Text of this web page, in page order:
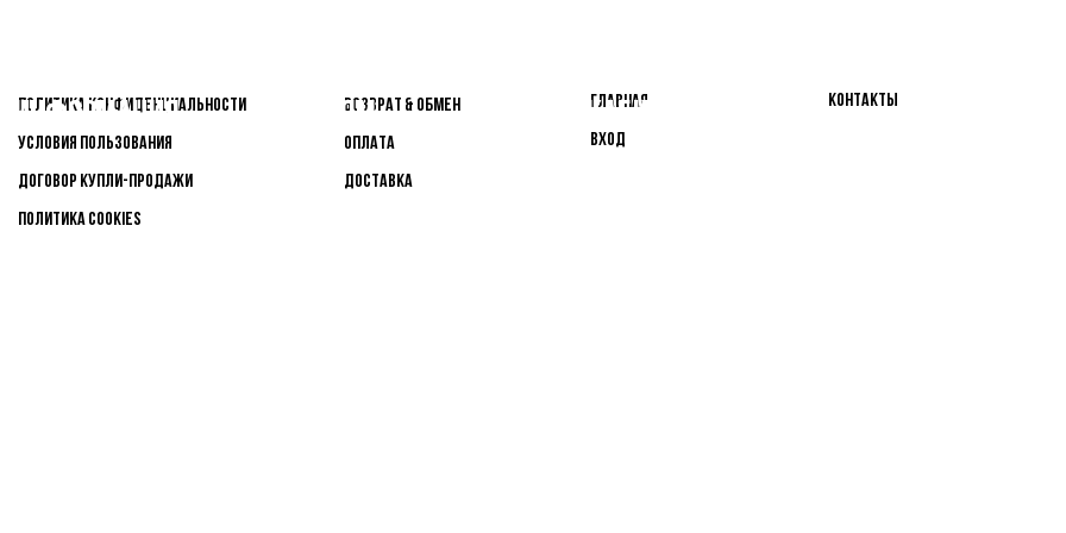
Политика конфиденциальности
Условия пользования
Договор купли-продажи
Политика Cookies
информация
ВОЗВРАТ & ОБМЕН
ОПЛАТА
ДОСТАВКА
ям
Главная
Вход
кабинет
Контакты